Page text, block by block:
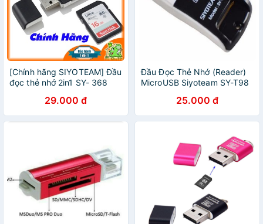
[Chính hãng SIYOTEAM] Đầu
đọc thẻ nhớ 2in1 SY- 368
29.000 đ
Đầu Đọc Thẻ Nhớ (Reader)
MicroUSB Siyoteam SY-T98
25.000 đ